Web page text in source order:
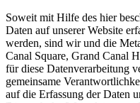
Soweit mit Hilfe des hier
Daten auf unserer Website
werden, sind wir und die
Canal Square, Grand Canal
für diese Datenverarbeitung
gemeinsame
auf die Erfassung der Daten